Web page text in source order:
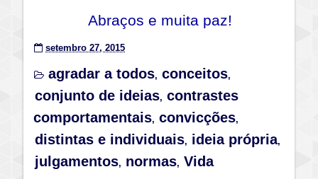
Abraços e muita paz!
setembro 27, 2015
agradar a todos, conceitos,
conjunto de ideias, contrastes
comportamentais, convicções,
distintas e individuais, ideia própria,
julgamentos, normas, Vida